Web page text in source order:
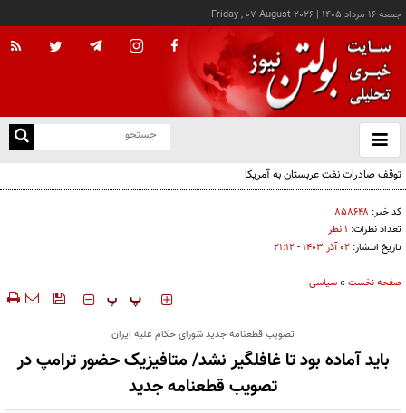
جمعه ۱۶ مرداد ۱۴۰۵ |
Friday , 07 August 2026
باز
و
توقف صادرات نفت عربستان به آمریکا
کد خبر: ۸۵۸۶۴۸
تعداد نظرات: ۱ نظر
تاریخ انتشار: ۰۲ آذر ۱۴۰۳ - ۲۱:۱۲
صفحه نخست »سیاسی
‍‍‍ پ پ
تصویب قطعنامه جدید شورای حکام علیه ایران
باید آماده بود تا غافلگیر نشد/ متافیزیک حضور ترامپ در
تصویب قطعنامه جدید